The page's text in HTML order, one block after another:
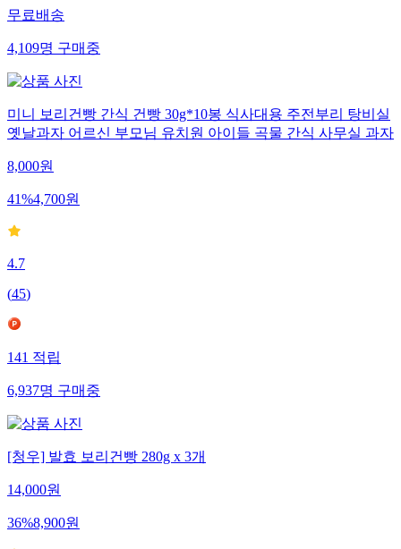
무료배송
4,109명구매중
미니 보리건빵 간식 건빵 30g*10봉 식사대용 주전부리 탕비실
옛날과자 어르신 부모님 유치원 아이들 곡물 간식 사무실 과자
8,000원
41%4,700원
4.7
(45)
141적립
6,937명구매중
[청우] 발효 보리건빵 280g x 3개
14,000원
36%8,900원